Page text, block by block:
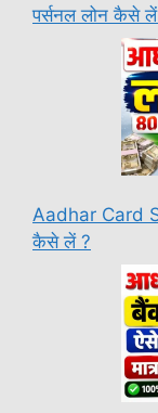
पर्सनल लोन कैसे
Aadhar Card
कैसे लें ?